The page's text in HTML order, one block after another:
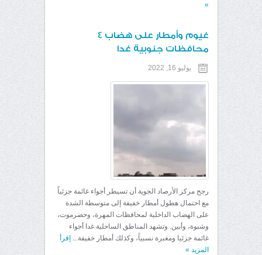
»
غيوم وأمطار على هضاب 4
محافظات جنوبية غدا
يوليو 16, 2022
رجح مركز الأرصاد الجوية أن تسيطر أجواء غائمة جزئياً
مع احتمال هطول أمطار خفيفة إلى متوسطة الشدة
على الهضاب الداخلية لمحافظات المهرة، وحضرموت،
وشبوة، وأبين. وتشهد المناطق الساحلية غدا أجواء
غائمة جزئيا ومغبرة نسبياً، وكذلك أمطار خفيفة... إقرأ
المزيد »